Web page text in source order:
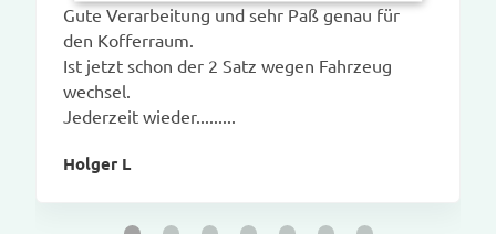
Gute Verarbeitung und sehr Paß genau für
den Kofferraum.
Ist jetzt schon der 2 Satz wegen Fahrzeug
wechsel.
Jederzeit wieder.........
Holger L